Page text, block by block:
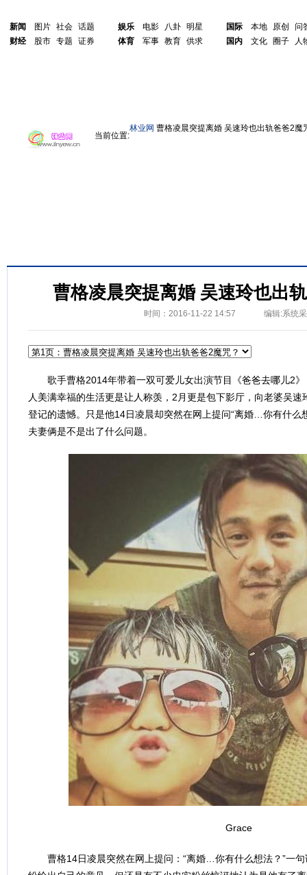
新闻 图片 社会 话题
财经
股市 专题 证券
娱乐 电影 八卦 明星
体育
军事 教育 供求
国际 本地 原创
问
国内
文化 圈子 人
当前位置:
林业网 曹格凌晨突提离婚 吴速玲也出轨爸爸2魔
曹格凌晨突提离婚 吴速玲也出
时间：2016-11-22 14:57 编辑:系统
歌手曹格2014年带着一双可爱儿女出演节目《爸爸去哪儿2》
人美满幸福的生活更是让人称羡，2月更是包下影厅，向老婆吴
登记的遗憾。只是他14日凌晨却突然在网上提问“离婚…你有什么
夫妻俩是不是出了什么问题。
Grace
曹格14日凌晨突然在网上提问：“离婚…你有什么想法？”一句